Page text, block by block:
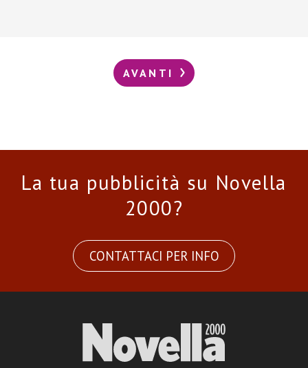
AVANTI
La tua pubblicità su Novella
2000?
CONTATTACI PER INFO